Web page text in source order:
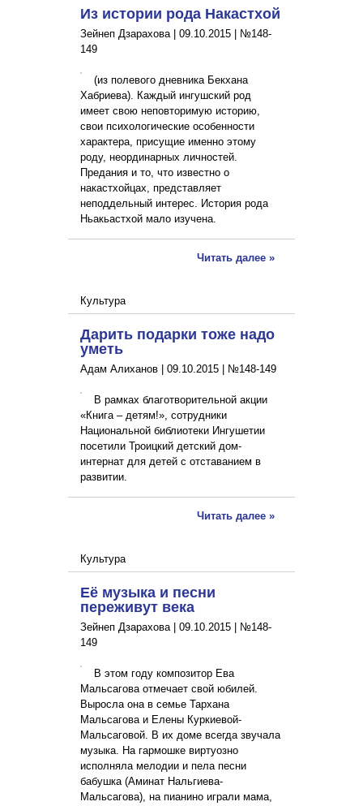
Из истории рода Накастхой
Зейнеп Дзарахова | 09.10.2015
№148-
149
(из полевого дневника Бекхана
Хабриева). Каждый ингушский род
имеет свою неповторимую историю,
свои психологические особенности
характера, присущие именно этому
роду, неординарных личностей.
Предания и то, что известно о
накастхойцах, представляет
неподдельный интерес. История рода
Ньакьастхой мало изучена.
Читать далее »
Культура
Дарить подарки тоже надо
уметь
Адам Алиханов | 09.10.2015 №148-149
В рамках благотворительной акции
«Книга – детям!», сотрудники
Национальной библиотеки Ингушетии
посетили Троицкий детский дом-
интернат для детей с отставанием в
развитии.
Читать далее »
Культура
Её музыка и песни
переживут века
Зейнеп Дзарахова | 09.10.2015
№148-
149
В этом году композитор Ева
Мальсагова отмечает свой юбилей.
Выросла она в семье Тархана
Мальсагова и Елены Куркиевой-
Мальсаговой. В их доме всегда звучала
музыка. На гармошке виртуозно
исполняла мелодии и пела песни
бабушка (Аминат Нальгиева-
Мальсагова), на пианино играли мама,